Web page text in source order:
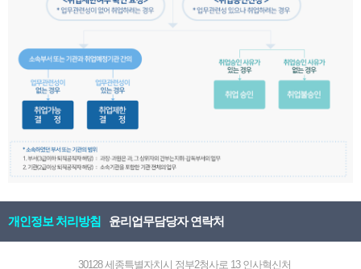
개인정보 처리방침 윤리업무담당자 연락처
30128 세종특별자치시 정부2청사로 13 인사혁신처